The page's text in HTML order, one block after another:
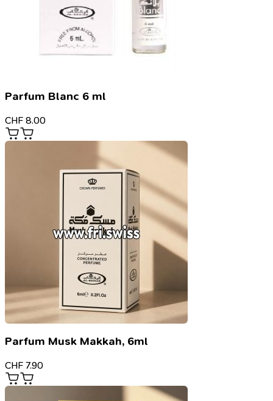
Parfum Blanc 6 ml
CHF 8.00
Parfum Musk Makkah, 6ml
CHF 7.90